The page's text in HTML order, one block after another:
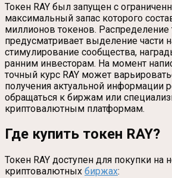
Токен RAY был запущен с
максимальный запас которого
миллионов токенов. Распределение
предусматривает выделение части
стимулирование сообщества,
ранним инвесторам. На момент
точный курс RAY может
получения актуальной информации
обращаться к биржам или
криптовалютным платформам.
Где купить токен RAY?
Токен RAY доступен для покупки на
криптовалютных биржах: